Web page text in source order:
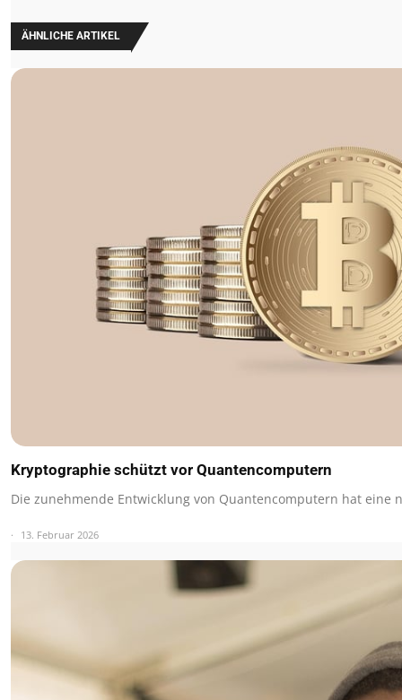
ÄHNLICHE ARTIKEL
Kryptographie schützt vor Quantencomputern
Die zunehmende Entwicklung von Quantencomputern hat eine
13. Februar 2026